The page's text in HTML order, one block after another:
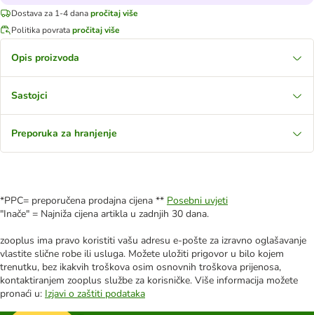
Dostava za 1-4 danapročitaj više
Politika povratapročitaj više
Opis proizvoda
Sastojci
Preporuka za hranjenje
*PPC= preporučena prodajna cijena ** Posebni uvjeti
"Inače" = Najniža cijena artikla u zadnjih 30 dana.
zooplus ima pravo koristiti vašu adresu e-pošte za izravno oglašavanje
vlastite slične robe ili usluga. Možete uložiti prigovor u bilo kojem
trenutku, bez ikakvih troškova osim osnovnih troškova prijenosa,
kontaktiranjem zooplus službe za korisničke. Više informacija možete
pronaći u: Izjavi o zaštiti podataka